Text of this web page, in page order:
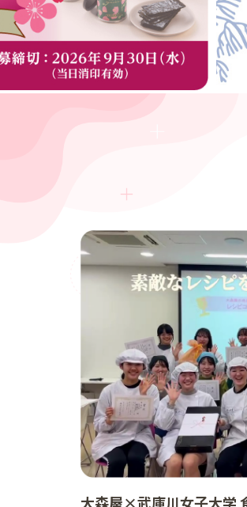
大森屋×武庫川女子大学